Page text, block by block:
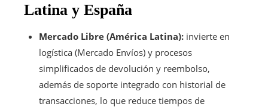
Latina y España
Mercado Libre (América Latina): invierte en
logística (Mercado Envíos) y procesos
simplificados de devolución y reembolso,
además de soporte integrado con historial de
transacciones, lo que reduce tiempos de